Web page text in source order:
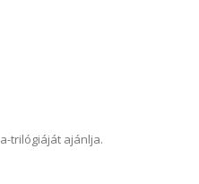
trilógiáját ajánlja.